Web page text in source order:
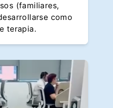
(familiares,
como
terapia.